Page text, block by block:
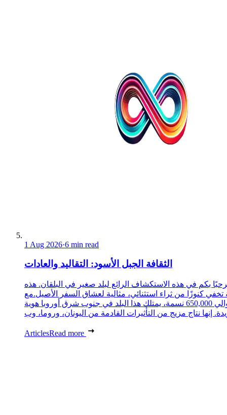
1 Aug 2026·6 min read
الثقافة الجبل الأسود: التقاليد والعادات
بكم في هذه الاستكشاف الرائع لبلد صغير في البلقان. هذه
تخفي كنوزًا من ثراء استثنائي، مثالية لعشاق السفر الأصيل.مع
حوالي 650,000 نسمة، يمتلك هذا البلد في جنوب شرق أوروبا هوية
ArticlesRead more